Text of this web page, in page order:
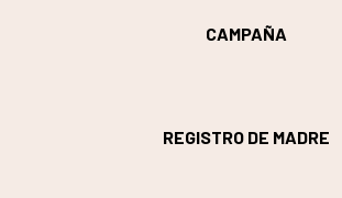
CAMPAÑA
REGISTRO DE MADRE